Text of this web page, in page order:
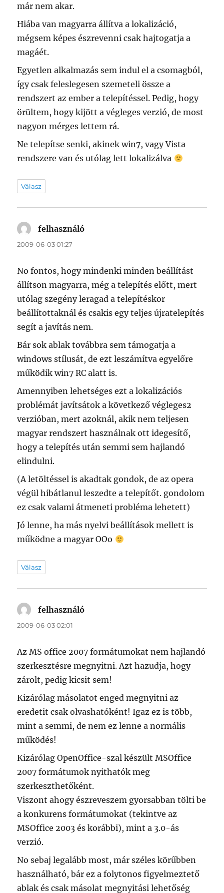
már nem akar.
Hiába van magyarra állítva a lokalizáció,
mégsem képes észrevenni csak hajtogatja a
magáét.
Egyetlen alkalmazás sem indul el a csomagból,
így csak feleslegesen szemeteli össze a
rendszert az ember a telepítéssel. Pedig, hogy
örültem, hogy kijött a végleges verzió, de most
nagyon mérges lettem rá.
Ne telepítse senki, akinek win7, vagy Vista
rendszere van és utólag lett lokalizálva
Válasz
felhasználó
2009-06-03 01:27
No fontos, hogy mindenki minden beállítást
állítson magyarra, még a telepítés előtt, mert
utólag szegény leragad a telepítéskor
beállítottaknál és csakis egy teljes újratelepítés
segít a javítás nem.
Bár sok ablak továbbra sem támogatja a
windows stílusát, de ezt leszámítva egyelőre
működik win7 RC alatt is.
Amennyiben lehetséges ezt a lokalizációs
problémát javítsátok a következő végleges2
verzióban, mert azoknál, akik nem teljesen
magyar rendszert használnak ott idegesítő,
hogy a telepítés után semmi sem hajlandó
elindulni.
(A letöltéssel is akadtak gondok, de az opera
végül hibátlanul leszedte a telepítőt. gondolom
ez csak valami átmeneti probléma lehetett)
Jó lenne, ha más nyelvi beállítások mellett is
működne a magyar OOo
Válasz
felhasználó
2009-06-03 02:01
Az MS office 2007 formátumokat nem hajlandó
szerkesztésre megnyitni. Azt hazudja, hogy
zárolt, pedig kicsit sem!
Kizárólag másolatot enged megnyitni az
eredetit csak olvashatóként! Igaz ez is több,
mint a semmi, de nem ez lenne a normális
működés!
Kizárólag OpenOffice-szal készült MSOffice
2007 formátumok nyithatók meg
szerkeszthetőként.
Viszont ahogy észreveszem gyorsabban tölti be
a konkurens formátumokat (tekintve az
MSOffice 2003 és korábbi), mint a 3.0-ás
verzió.
No sebaj legalább most, már széles körűbben
használható, bár ez a folytonos figyelmeztető
ablak és csak másolat megnyitási lehetőség